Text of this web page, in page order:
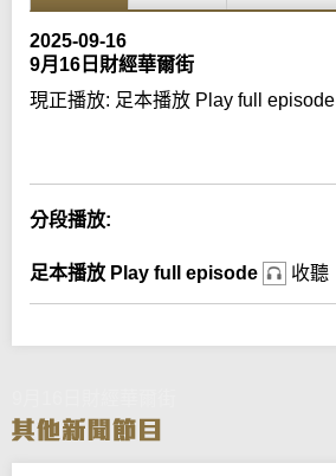
2025-09-16
9月16日財經華爾街
現正播放: 足本播放 Play full episode
分段播放:
足本播放 Play full episode 收聽